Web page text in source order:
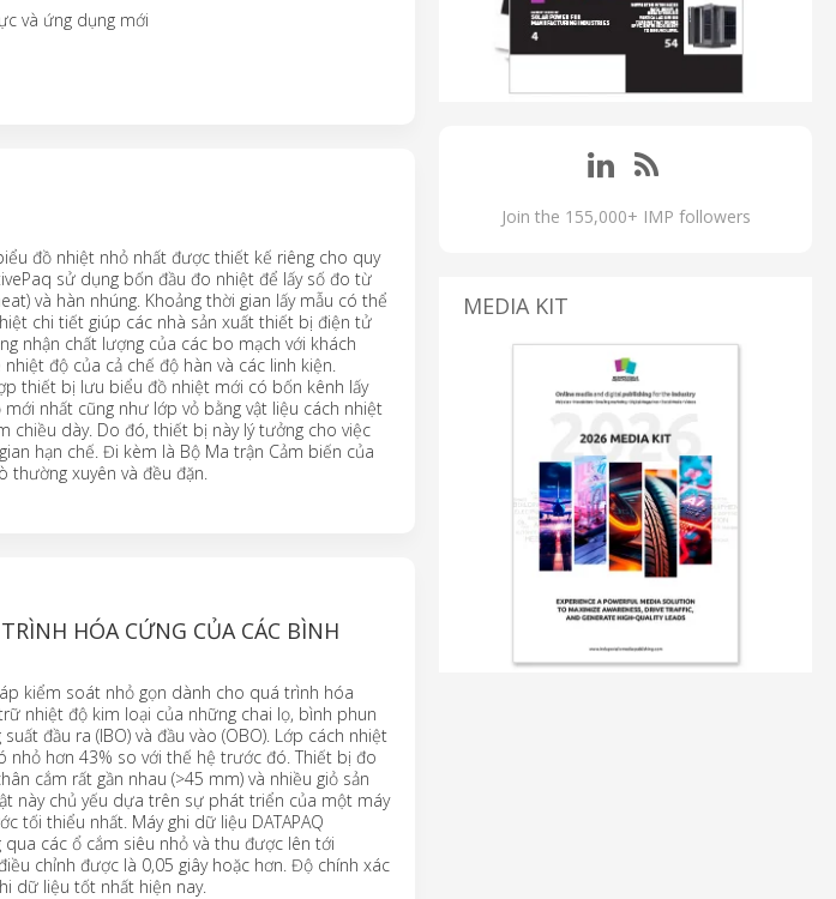
và ứng dụng mới
đồ nhiệt nhỏ nhất được thiết kế riêng cho quy
sử dụng bốn đầu đo nhiệt để lấy số đo từ
và hàn nhúng. Khoảng thời gian lấy mẫu có thể
chi tiết giúp các nhà sản xuất thiết bị điện tử
nhận chất lượng của các bo mạch với khách
độ của cả chế độ hàn và các linh kiện.
thiết bị lưu biểu đồ nhiệt mới có bốn kênh lấy
nhất cũng như lớp vỏ bằng vật liệu cách nhiệt
chiều dày. Do đó, thiết bị này lý tưởng cho việc
hạn chế. Đi kèm là Bộ Ma trận Cảm biến của
thường xuyên và đều đặn.
HÓA CỨNG CỦA CÁC BÌNH
kiểm soát nhỏ gọn dành cho quá trình hóa
nhiệt độ kim loại của những chai lọ, bình phun
đầu ra (IBO) và đầu vào (OBO). Lớp cách nhiệt
hơn 43% so với thế hệ trước đó. Thiết bị đo
cắm rất gần nhau (>45 mm) và nhiều giỏ sản
này chủ yếu dựa trên sự phát triển của một máy
tối thiểu nhất. Máy ghi dữ liệu DATAPAQ
các ổ cắm siêu nhỏ và thu được lên tới
chỉnh được là 0,05 giây hoặc hơn. Độ chính xác
dữ liệu tốt nhất hiện nay.
Join the 155,000+ IMP followers
MEDIA KIT